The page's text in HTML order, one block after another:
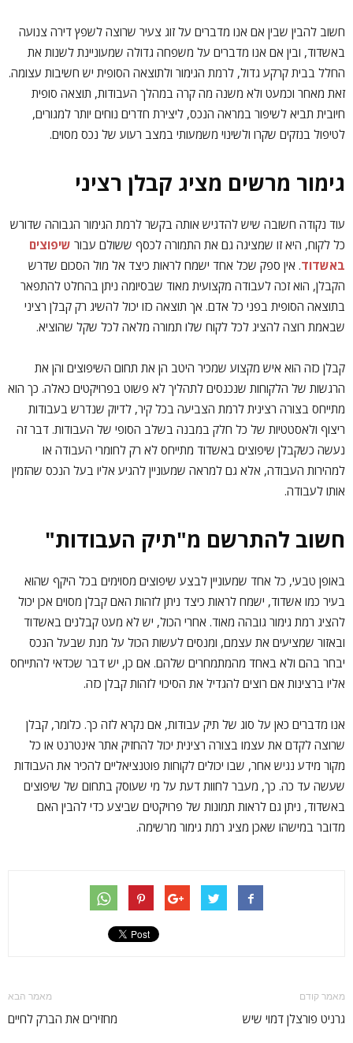
חשוב להבין שבין אם אנו מדברים על זוג צעיר שרוצה לשפץ דירה צנועה
באשדוד, ובין אם אנו מדברים על משפחה גדולה שמעוניינת לשנות את
החלל בבית קרקע גדול, לרמת הגימור ולתוצאה הסופית יש חשיבות עצומה.
זאת מאחר וכמעט ולא משנה מה קרה במהלך העבודות, תוצאה סופית
חיובית תביא לשיפור במראה הנכס, ליצירת חדרים נוחים יותר למגורים,
לטיפול בנזקים שקרו ולשינוי משמעותי במצב רעוע של נכס מסוים.
גימור מרשים מציג קבלן רציני
עוד נקודה חשובה שיש להדגיש אותה בקשר לרמת הגימור הגבוהה שדורש
כל לקוח, היא זו שמציגה גם את התמורה לכסף ששולם עבור שיפוצים
באשדוד. אין ספק שכל אחד ישמח לראות כיצד אל מול הסכום שדרש
הקבלן, הוא זכה לעבודה מקצועית מאוד שבסיומה ניתן בהחלט להתפאר
בתוצאה הסופית בפני כל אדם. אך תוצאה כזו יכול להשיג רק קבלן רציני
שבאמת רוצה להציג לכל לקוח שלו תמורה מלאה לכל שקל שהוציא.
קבלן כזה הוא איש מקצוע שמכיר היטב הן את תחום השיפוצים והן את
הרגשות של הלקוחות שנכנסים לתהליך לא פשוט בפרויקטים כאלה. כך הוא
מתייחס בצורה רצינית לרמת הצביעה בכל קיר, לדיוק שנדרש בעבודות
ריצוף ולאסטטיות של כל חלק במבנה בשלב הסופי של העבודות. דבר זה
נעשה כשקבלן שיפוצים באשדוד מתייחס לא רק לחומרי העבודה או
למהירות העבודה, אלא גם למראה שמעוניין להגיע אליו בעל הנכס שהזמין
אותו לעבודה.
חשוב להתרשם מ"תיק העבודות"
באופן טבעי, כל אחד שמעוניין לבצע שיפוצים מסוימים בכל היקף שהוא
בעיר כמו אשדוד, ישמח לראות כיצד ניתן לזהות האם קבלן מסוים אכן יכול
להציג רמת גימור גובהה מאוד. אחרי הכול, יש לא מעט קבלנים באשדוד
ובאזור שמציעים את עצמם, ומנסים לעשות הכול על מנת שבעל הנכס
יבחר בהם ולא באחד מהמתמחרים שלהם. אם כן, יש דבר שכדאי להתייחס
אליו ברצינות אם רוצים להגדיל את הסיכוי לזהות קבלן כזה.
אנו מדברים כאן על סוג של תיק עבודות, אם נקרא לזה כך. כלומר, קבלן
שרוצה לקדם את עצמו בצורה רצינית יכול להחזיק אתר אינטרנט או כל
מקור מידע נגיש אחר, שבו יכולים לקוחות פוטנציאליים להכיר את העבודות
שעשה עד כה. כך, מעבר לחוות דעת על מי שעוסק בתחום של שיפוצים
באשדוד, ניתן גם לראות תמונות של פרויקטים שביצע כדי להבין האם
מדובר במישהו שאכן מציג רמת גימור מרשימה.
מאמר קודם
גרניט פורצלן דמוי שיש
מאמר הבא
מחזירים את הברק לחיים